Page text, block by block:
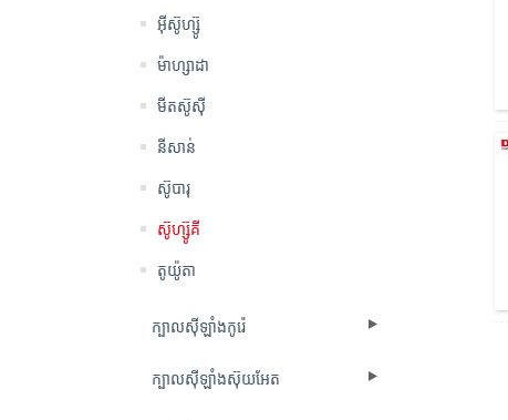
អ៊ីស៊ូហ្ស៊ូ
ម៉ាហ្សាដា
មីតស៊ូស៊ី
នីសាន់
ស៊ូបារុ
ស៊ូហ្ស៊ូគី
តូយ៉ូតា
ក្បាលស៊ីឡាំងកូរ៉េ
ក្បាលស៊ីឡាំងស៊ុយអែត